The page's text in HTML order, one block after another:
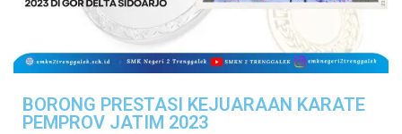
BORONG PRESTASI KEJUARAAN KARATE
PEMPROV JATIM 2023